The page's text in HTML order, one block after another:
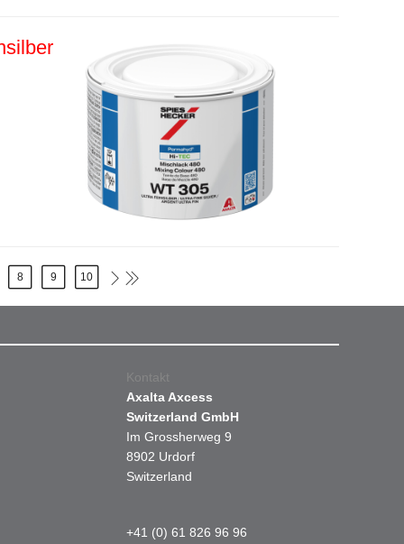
8 9 10
Kontakt
Axalta Axcess
Switzerland GmbH
Im Grossherweg 9
8902 Urdorf
Switzerland
+41 (0) 61 826 96 96